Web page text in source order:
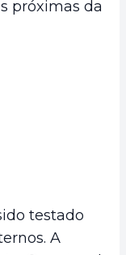
próximas da
testado
A